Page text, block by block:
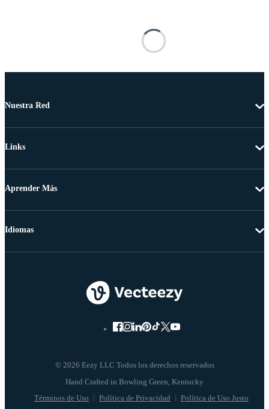
Nuestra Red
Links
Aprender Más
© 2026 Eezy LLC Todos los derechos reservados
Términos de Uso Política de Privacidad Política de Uso Justo
Idiomas